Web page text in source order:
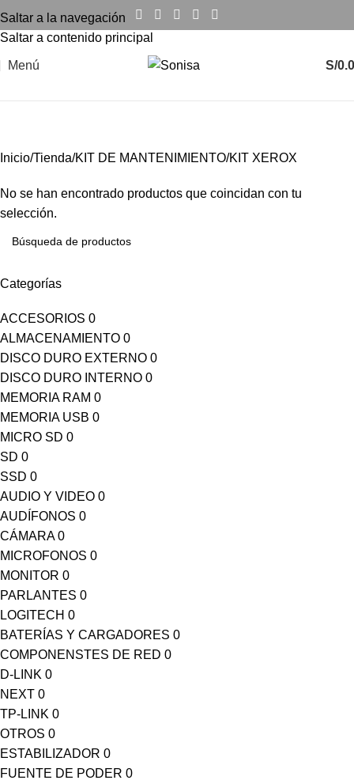
Saltar a la navegación
Saltar a contenido principal
Menú S/
Categorías
ACCESORIOS 0
ALMACENAMIENTO 0
DISCO DURO EXTERNO 0
DISCO DURO INTERNO 0
MEMORIA RAM 0
MEMORIA USB 0
MICRO SD 0
SD 0
SSD 0
AUDIO Y VIDEO 0
AUDÍFONOS 0
CÁMARA 0
MICROFONOS 0
MONITOR 0
PARLANTES 0
LOGITECH 0
BATERÍAS Y CARGADORES 0
COMPONENSTES DE RED 0
D-LINK 0
NEXT 0
TP-LINK 0
OTROS 0
ESTABILIZADOR 0
FUENTE DE PODER 0
Inicio Tienda KIT DE MANTENIMIENTO KIT XEROX
No se han encontrado productos que coincidan con tu
selección.